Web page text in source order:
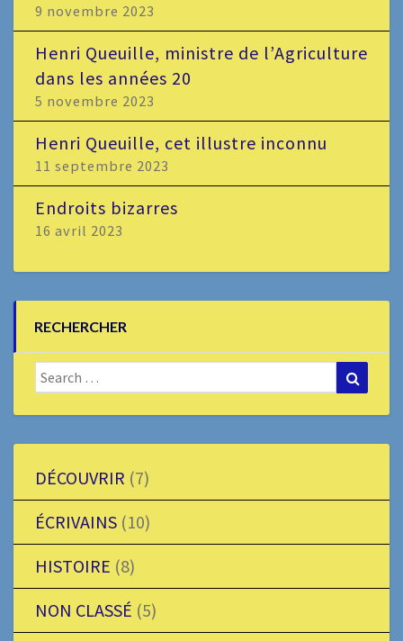
9 novembre 2023
Henri Queuille, ministre de l’Agriculture
dans les années 20
5 novembre 2023
Henri Queuille, cet illustre inconnu
11 septembre 2023
Endroits bizarres
16 avril 2023
RECHERCHER
Search
for:
DÉCOUVRIR (7)
ÉCRIVAINS (10)
HISTOIRE (8)
NON CLASSÉ (5)